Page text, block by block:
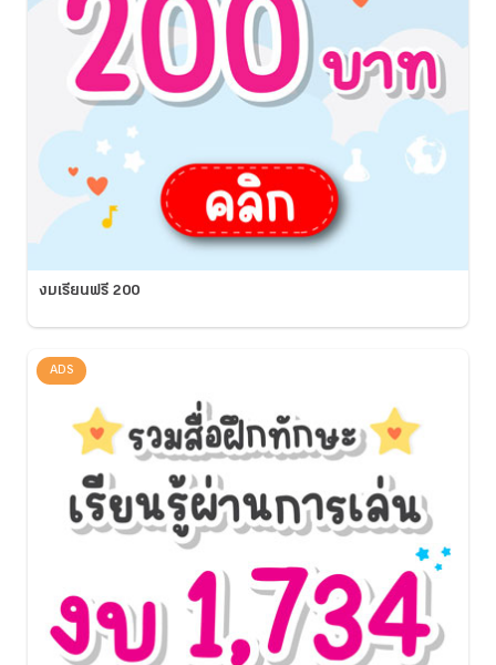
งบเรียนฟรี 200
ADS